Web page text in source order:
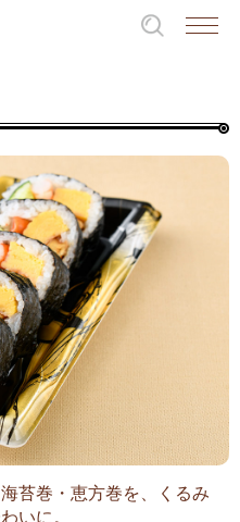
苔巻・恵方巻を、くるみ
いに。